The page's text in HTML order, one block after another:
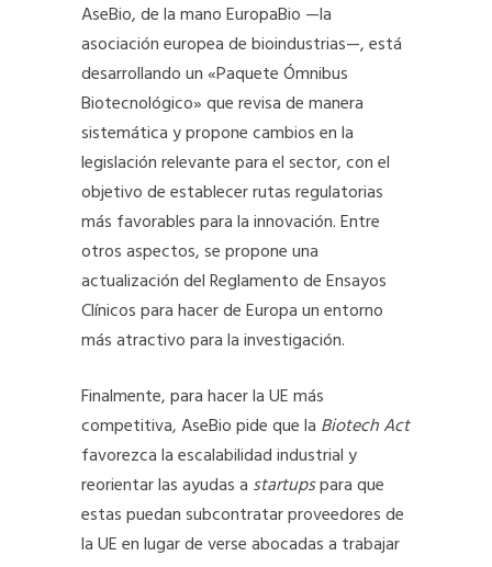
AseBio, de la mano EuropaBio —la
asociación europea de bioindustrias—, está
desarrollando un «Paquete Ómnibus
Biotecnológico» que revisa de manera
sistemática y propone cambios en la
legislación relevante para el sector, con el
objetivo de establecer rutas regulatorias
más favorables para la innovación. Entre
otros aspectos, se propone una
actualización del Reglamento de Ensayos
Clínicos para hacer de Europa un entorno
más atractivo para la investigación.
Finalmente, para hacer la UE más
competitiva, AseBio pide que la Biotech Act
favorezca la escalabilidad industrial y
reorientar las ayudas a startupspara que
estas puedan subcontratar proveedores de
la UE en lugar de verse abocadas a trabajar